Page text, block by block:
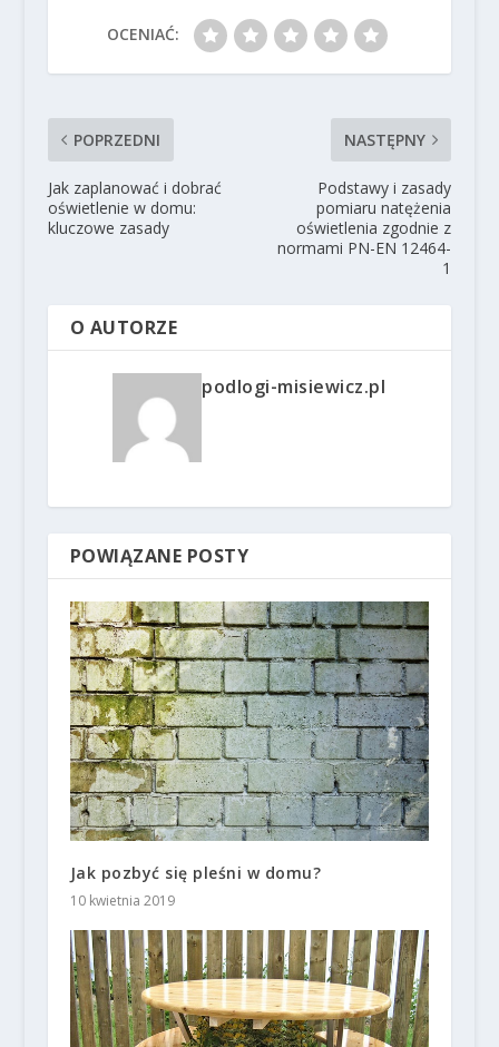
OCENIAĆ:
POPRZEDNI
Jak zaplanować i dobrać
oświetlenie w domu:
kluczowe zasady
NASTĘPNY
Podstawy i zasady
pomiaru natężenia
oświetlenia zgodnie z
normami PN-EN 12464-
1
O AUTORZE
podlogi-misiewicz.pl
POWIĄZANE POSTY
Jak pozbyć się pleśni w domu?
10 kwietnia 2019